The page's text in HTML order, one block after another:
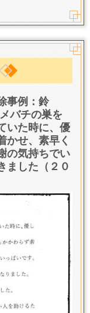
事例：鈴
バチの巣を
いた時に、優
かせ、素早く
の気持ちでい
ました（２０